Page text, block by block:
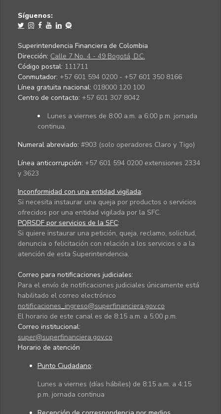
Síguenos:
Superintendencia Financiera de Colombia
Dirección: Calle 7 No. 4 - 49 Bogotá, D.C.
Código postal: 111711
Conmutador: +57 601 594 0200 - +57 601 350 8166
Línea gratuita nacional: 018000 120 100
Centro de contacto: +57 601 307 8042
Lunes a viernes de 8:00 a.m. a 6:00 p.m. jornada
continua.
Numeral abreviado: #903 (solo operadores Claro y Tigo)
Línea anticorrupción: +57 601 594 0200 extensiones 2334
y 3623
Inconformidad con una entidad vigilada:
Si necesita instaurar una queja por productos o servicios
ofrecidos por una entidad vigilada por la SFC.
PQRSDF por servicios de la SFC:
Si quiere instaurar una petición, queja, reclamo, solicitud,
denuncia o felicitación con relación a los servicios o a la
atención de esta Superintendencia.
Correo para notificaciones judiciales:
Para el envío de notificaciones judiciales únicamente está
habilitado el correo electrónico
notificaciones_ingreso@superfinanciera.gov.co
El horario de este canal es de 8:15 a.m. a 5:00 p.m.
Correo institucional:
super@superfinanciera.gov.co
Horario de atención
Punto Ciudadano:
Lunes a viernes (días hábiles) de 8:15 a.m. a 4:15
p.m. jornada continua